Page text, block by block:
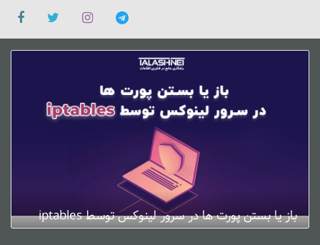
باز یا بستن پورت ها در سرور لینوکس توسط iptables